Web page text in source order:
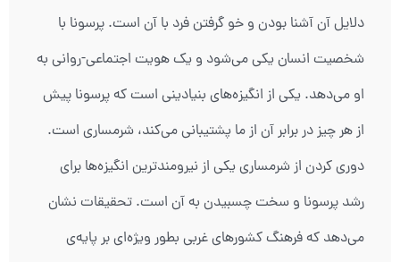
دلایل آن آشنا بودن و خو گرفتن فرد با آن است. پرسونا با
شخصیت انسان یکی می‌شود و یک هویت اجتماعی-روانی به
او می‌دهد. یکی از انگیزه‌های بنیادینی است که پرسونا پیش
از هر چیز در برابر آن از ما پشتیبانی می‌کند، شرمساری است.
دوری کردن از شرمساری یکی از نیرومندترین انگیزه‌ها برای
رشد پرسونا و سخت چسبیدن به آن است. تحقیقات نشان
می‌دهد که فرهنگ‌ کشورهای غربی بطور ویژه‌ای بر پایه‌ی